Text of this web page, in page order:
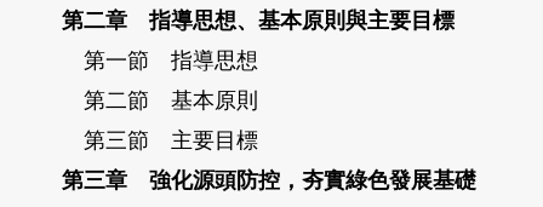
第二章 指導思想、基本原則與主要目標
第一節 指導思想
第二節 基本原則
第三節 主要目標
第三章 強化源頭防控，夯實綠色發展基礎